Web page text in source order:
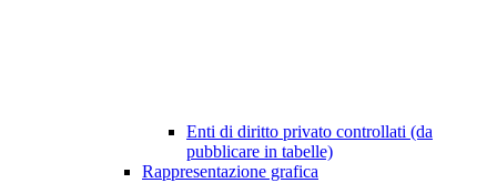
Enti di diritto privato controllati (da
pubblicare in tabelle)
Rappresentazione grafica